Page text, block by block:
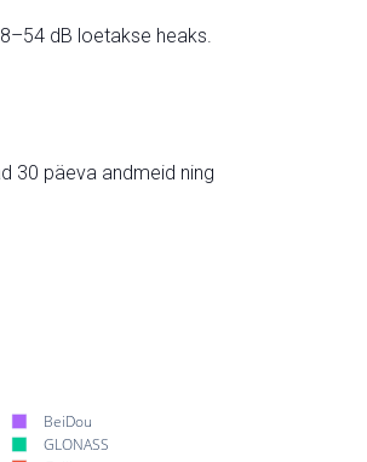
dB loetakse heaks.
30 päeva andmeid ning
BeiDou
GLONASS